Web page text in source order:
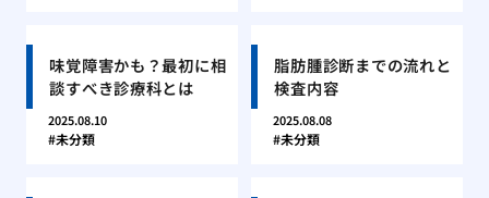
味覚障害かも？最初に相
談すべき診療科とは
2025.08.10
未分類
脂肪腫診断までの流れと
検査内容
2025.08.08
未分類